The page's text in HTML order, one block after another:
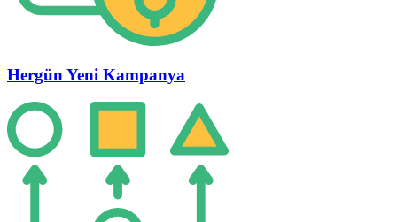
Hergün Yeni Kampanya